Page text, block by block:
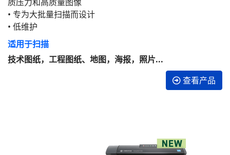
• 专为大批量扫描而设计
• 低维护
适用于扫描
技术图纸，工程图纸、地图，海报，照片...
查看产品